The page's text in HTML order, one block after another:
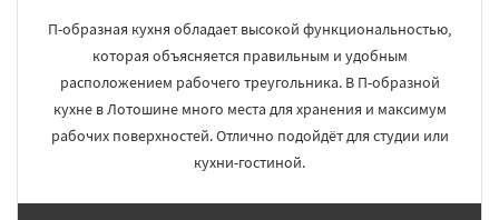
П-образная кухня обладает высокой функциональностью,
которая объясняется правильным и удобным
расположением рабочего треугольника. В П-образной
кухне в Лотошине много места для хранения и максимум
рабочих поверхностей. Отлично подойдёт для студии или
кухни-гостиной.